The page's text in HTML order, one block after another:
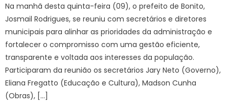
Na manhã desta quinta-feira (09), o prefeito de Bonito,
Josmail Rodrigues, se reuniu com secretários e diretores
municipais para alinhar as prioridades da administração e
fortalecer o compromisso com uma gestão eficiente,
transparente e voltada aos interesses da população.
Participaram da reunião os secretários Jary Neto (Governo),
Eliana Fregatto (Educação e Cultura), Madson Cunha
(Obras), […]